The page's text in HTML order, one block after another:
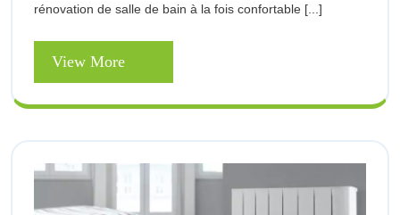
Écolo
rénovation de salle de bain à la fois confortable [...]
View More
More